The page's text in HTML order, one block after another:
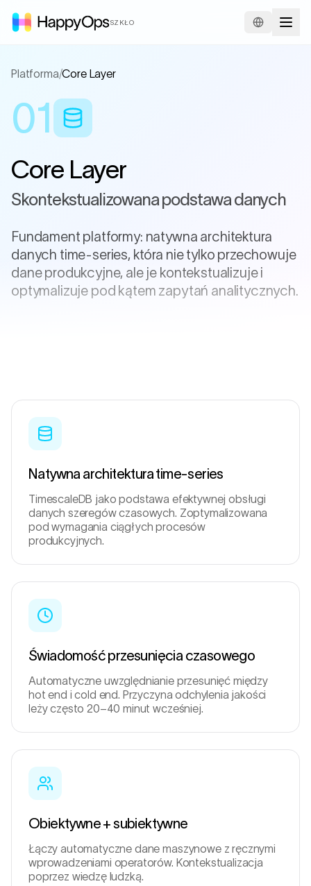
SZKŁO
Platforma/Core Layer
01
Core Layer
Skontekstualizowana podstawa danych
Fundament platformy: natywna architektura
danych time-series, która nie tylko przechowuje
dane produkcyjne, ale je kontekstualizuje i
optymalizuje pod kątem zapytań analitycznych.
Natywna architektura time-series
TimescaleDB jako podstawa efektywnej obsługi
danych szeregów czasowych. Zoptymalizowana
pod wymagania ciągłych procesów
produkcyjnych.
Świadomość przesunięcia czasowego
Automatyczne uwzględnianie przesunięć między
hot end i cold end. Przyczyna odchylenia jakości
leży często 20–40 minut wcześniej.
Obiektywne + subiektywne
Łączy automatyczne dane maszynowe z ręcznymi
wprowadzeniami operatorów. Kontekstualizacja
poprzez wiedzę ludzką.